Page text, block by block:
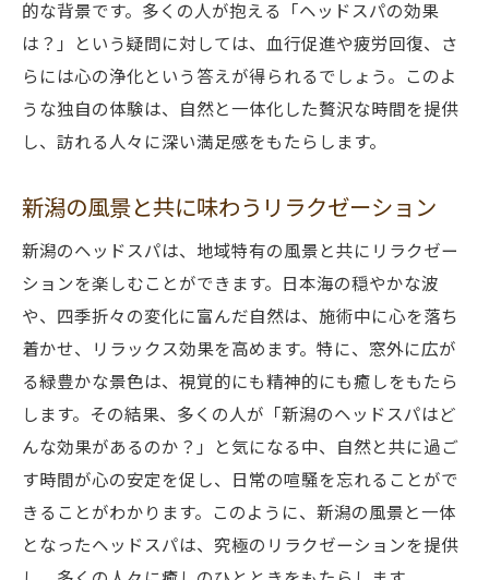
的な背景です。多くの人が抱える「ヘッドスパの効果
は？」という疑問に対しては、血行促進や疲労回復、さ
らには心の浄化という答えが得られるでしょう。このよ
うな独自の体験は、自然と一体化した贅沢な時間を提供
し、訪れる人々に深い満足感をもたらします。
新潟の風景と共に味わうリラクゼーション
新潟のヘッドスパは、地域特有の風景と共にリラクゼー
ションを楽しむことができます。日本海の穏やかな波
や、四季折々の変化に富んだ自然は、施術中に心を落ち
着かせ、リラックス効果を高めます。特に、窓外に広が
る緑豊かな景色は、視覚的にも精神的にも癒しをもたら
します。その結果、多くの人が「新潟のヘッドスパはど
んな効果があるのか？」と気になる中、自然と共に過ご
す時間が心の安定を促し、日常の喧騒を忘れることがで
きることがわかります。このように、新潟の風景と一体
となったヘッドスパは、究極のリラクゼーションを提供